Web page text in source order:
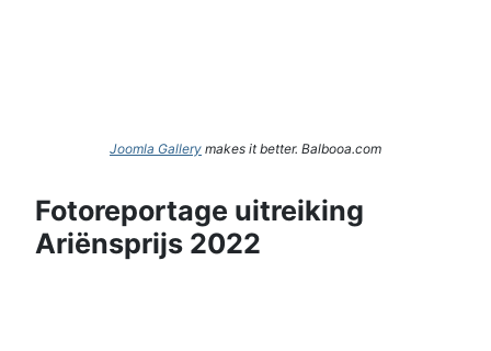
Joomla Gallery makes it better. Balbooa.com
Fotoreportage uitreiking
Ariënsprijs 2022